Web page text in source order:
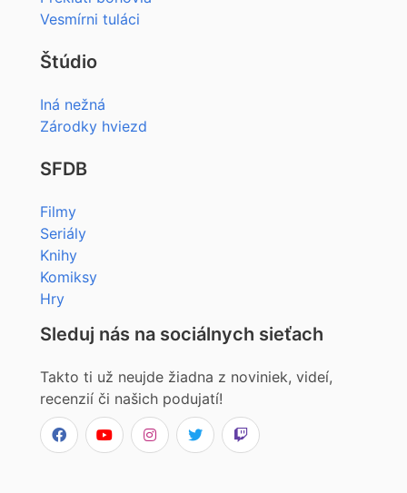
Vesmírni tuláci
Štúdio
Iná nežná
Zárodky hviezd
SFDB
Filmy
Seriály
Knihy
Komiksy
Hry
Sleduj nás na sociálnych sieťach
Takto ti už neujde žiadna z noviniek, videí,
recenzií či našich podujatí!